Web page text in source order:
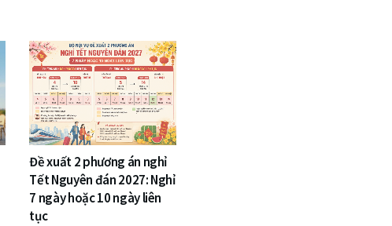
Đề xuất 2 phương án nghỉ
Tết Nguyên đán 2027: Nghỉ
7 ngày hoặc 10 ngày liên
tục